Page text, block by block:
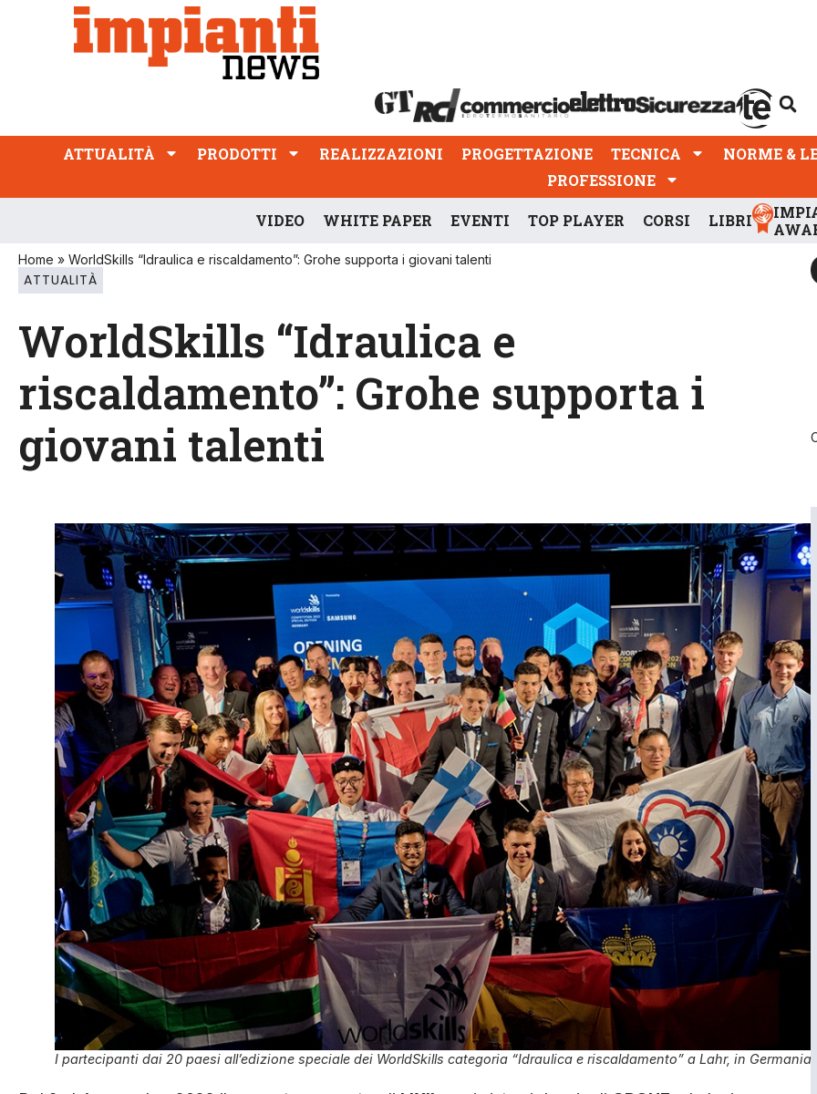
ATTUALITÀ PRODOTTI REALIZZAZIONI
PROFESSIONE
ATTUALITÀ PRODOTTI REALIZZAZIONI PROGETTAZIONE TECNICA NORME &
PROFESSIONE
VIDEO WHITE PAPER EVENTI TOP PLAYER CORSI LIBRI
Home » WorldSkills “Idraulica e riscaldamento”: Grohe supporta i giovani talenti
ATTUALITÀ
WorldSkills “Idraulica e
riscaldamento”: Grohe supporta i
giovani talenti
I partecipanti dai 20 paesi all’edizione speciale dei WorldSkills categoria “Idraulica e riscaldamento” a Lahr, in Germania